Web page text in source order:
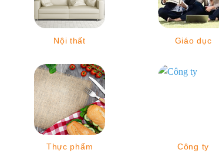
Nội thất Giáo dục
Thực phẩm Công ty